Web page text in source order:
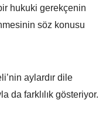
bir hukuki gerekçenin
söz konusu
aylardır dile
da farklılık gösteriyor.